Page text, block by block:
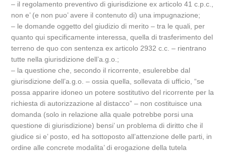
– il regolamento preventivo di giurisdizione ex articolo 41 c.p.c.,
non e’ (e non puo’ avere il contenuto di) una impugnazione;
– le domande oggetto del giudizio di merito – tra le quali, per
quanto qui specificamente interessa, quella di trasferimento del
terreno de quo con sentenza ex articolo 2932 c.c. – rientrano
tutte nella giurisdizione dell’a.g.o.;
– la questione che, secondo il ricorrente, esulerebbe dal
giurisdizione dell’a.g.o. – ossia quella, sollevata di ufficio, “se
possa apparire idoneo un potere sostitutivo del ricorrente per la
richiesta di autorizzazione al distacco” – non costituisce una
domanda (solo in relazione alla quale potrebbe porsi una
questione di giurisdizione) bensi’ un problema di diritto che il
giudice si e’ posto, ed ha sottoposto all’attenzione delle parti, in
ordine alle concrete modalita’ di erogazione della tutela